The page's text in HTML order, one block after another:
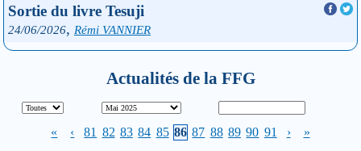
Sortie du livre Tesuji
24/06/2026, Rémi VANNIER
Actualités de la FFG
« ‹ 81 82 83 84 85 86 87 88 89 90 91 › »